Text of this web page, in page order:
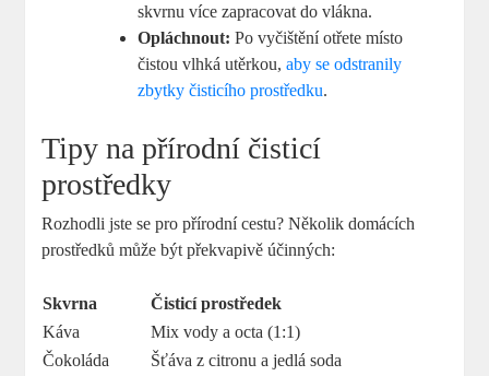
skvrnu více zapracovat do vlákna.
Opláchnout: Po vyčištění otřete místo
čistou vlhká utěrkou,aby se odstranily
zbytky čisticího prostředku.
Tipy na přírodní čisticí
prostředky
Rozhodli jste se pro přírodní cestu? Několik domácích
prostředků může být překvapivě účinných:
Skvrna
Čisticí prostředek
Káva
Mix vody a octa (1:1)
Čokoláda
Šťáva z citronu a jedlá soda